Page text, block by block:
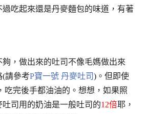
吃起來還是丹麥麵包的味道，有著
，做出來的吐司不像毛媽做出來
(請參考P寶一號 丹麥吐司)。但即使
吃完後手都油油的。想想，如果照
司用的奶油是一般吐司的12倍耶，